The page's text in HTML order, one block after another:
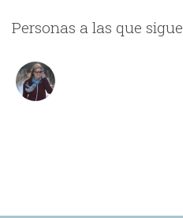
Personas a las que sigue